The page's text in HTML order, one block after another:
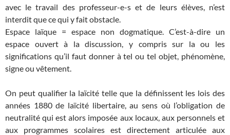
avec le travail des professeur-e-s et de leurs élèves, n’est
interdit que ce qui y fait obstacle.
Espace laïque = espace non dogmatique. C’est-à-dire un
espace ouvert à la discussion, y compris sur la ou les
significations qu’il faut donner à tel ou tel objet, phénomène,
signe ou vêtement.
On peut qualifier la laïcité telle que la définissent les lois des
années 1880 de laïcité libertaire, au sens où l’obligation de
neutralité qui est alors imposée aux locaux, aux personnels et
aux programmes scolaires est directement articulée aux